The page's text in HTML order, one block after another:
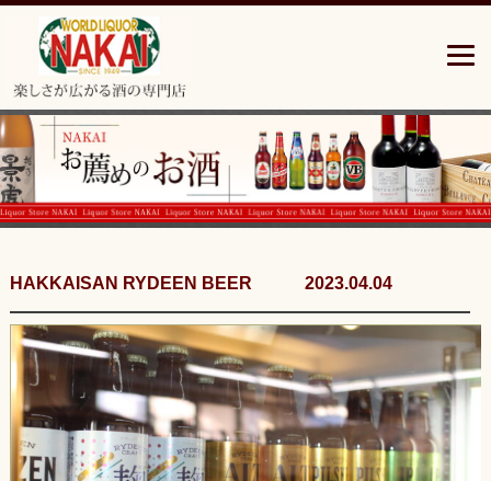
沢
市
の
楽
し
さ
が
る
酒
の
専
門
店”中
居
酒
HAKKAISAN RYDEEN BEER 2023.04.04